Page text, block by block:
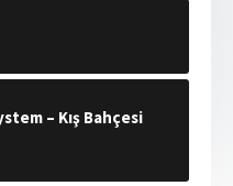
– Kış Bahçesi